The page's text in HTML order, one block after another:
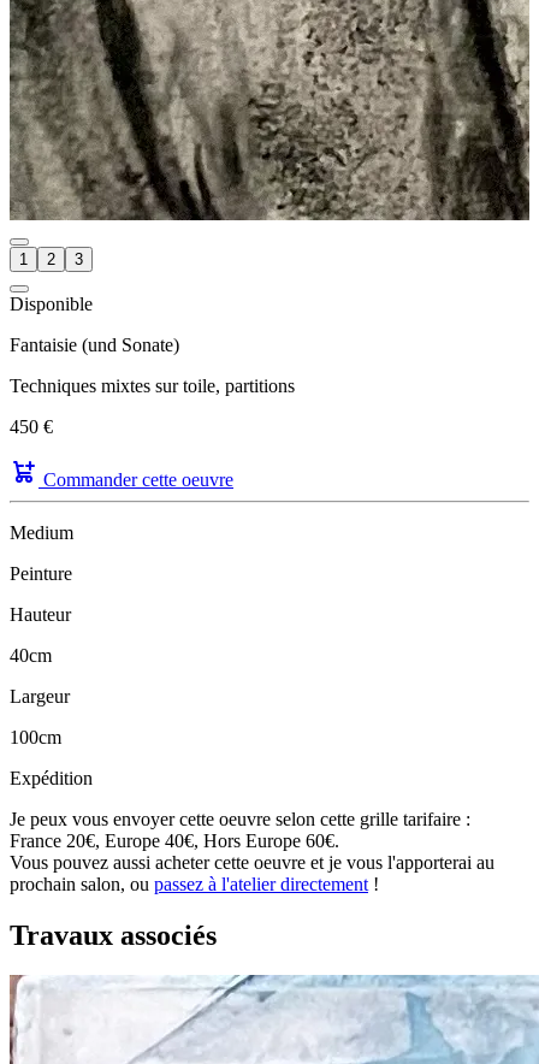
1 2 3
Disponible
Fantaisie (und Sonate)
Techniques mixtes sur toile, partitions
450 €
Commander cette oeuvre
Medium
Peinture
Hauteur
40cm
Largeur
100cm
Expédition
Je peux vous envoyer cette oeuvre selon cette grille tarifaire :
France 20€, Europe 40€, Hors Europe 60€.
Vous pouvez aussi acheter cette oeuvre et je vous l'apporterai au
prochain salon, ou passez à l'atelier directement !
Travaux associés